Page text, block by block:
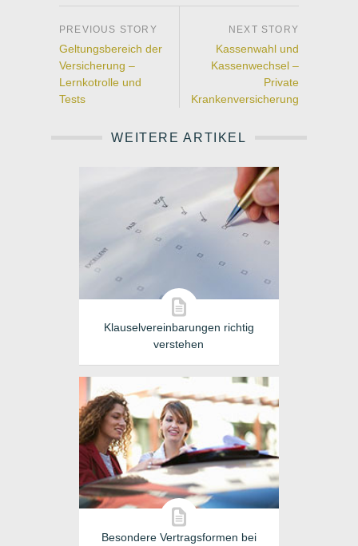
Geltungsbereich der
Versicherung –
Lernkotrolle und
Tests
Kassenwahl und
Kassenwechsel –
Private
Krankenversicherung
WEITERE ARTIKEL
Klauselvereinbarungen richtig
verstehen
Besondere Vertragsformen bei